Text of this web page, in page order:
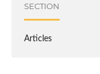
SECTION
Articles